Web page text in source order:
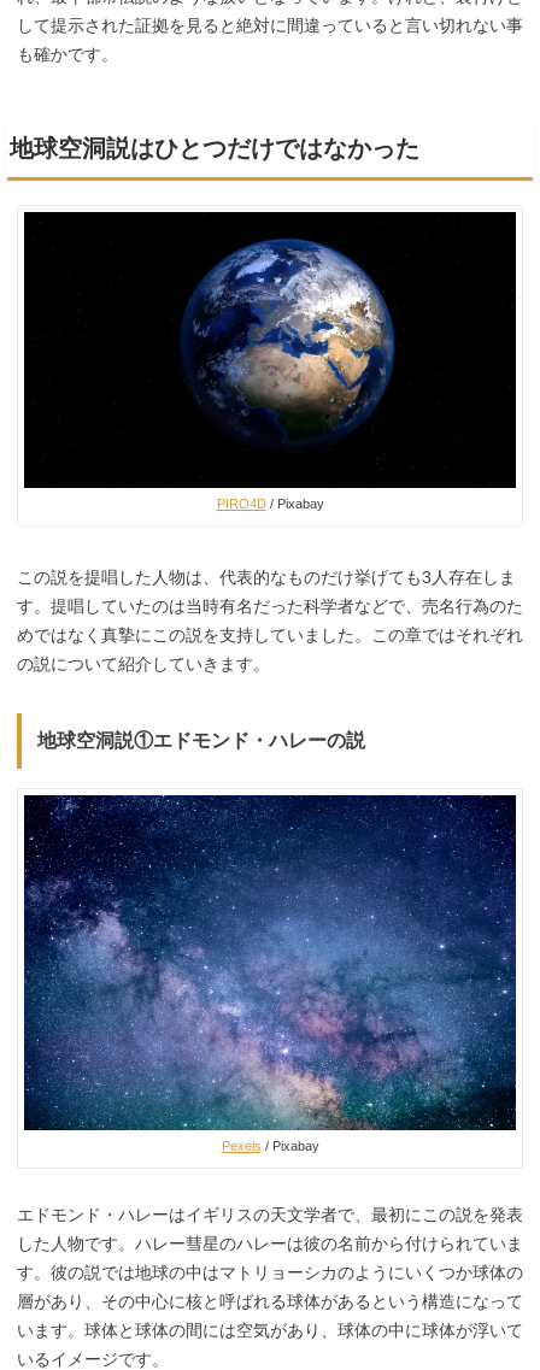
して提示された証拠を見ると絶対に間違っていると言い切れない事
も確かです。
地球空洞説はひとつだけではなかった
PIRO4D/ Pixabay
この説を提唱した人物は、代表的なものだけ挙げても3人存在しま
す。提唱していたのは当時有名だった科学者などで、売名行為のた
めではなく真摯にこの説を支持していました。この章ではそれぞれ
の説について紹介していきます。
地球空洞説①エドモンド・ハレーの説
Pexels / Pixabay
エドモンド・ハレーはイギリスの天文学者で、最初にこの説を発表
した人物です。ハレー彗星のハレーは彼の名前から付けられていま
す。彼の説では地球の中はマトリョーシカのようにいくつか球体の
層があり、その中心に核と呼ばれる球体があるという構造になって
います。球体と球体の間には空気があり、球体の中に球体が浮いて
いるイメージです。